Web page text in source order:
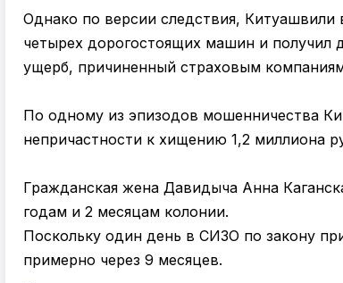
Однако по версии следствия, Китуашвили
четырех дорогостоящих машин и получил
ущерб, причиненный страховым
По одному из эпизодов мошенничества
непричастности к хищению 1,2 миллиона
Гражданская жена Давидыча Анна
годам и 2 месяцам колонии.
Поскольку один день в СИЗО по закону
примерно через 9 месяцев.